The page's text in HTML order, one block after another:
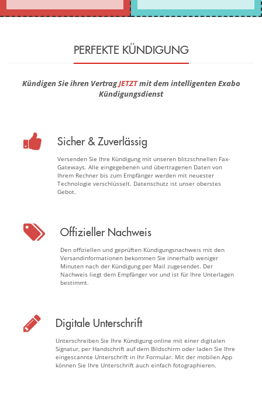
PERFEKTE KÜNDIGUNG
Kündigen Sie ihren VertragJETZTmit dem intelligenten Exabo
Kündigungsdienst
Sicher & Zuverlässig
Versenden Sie Ihre Kündigung mit unseren blitzschnellen Fax-
Gateways. Alle eingegebenen und übertragenen Daten von
Ihrem Rechner bis zum Empfänger werden mit neuester
Technologie verschlüsselt. Datenschutz ist unser oberstes
Gebot.
Offizieller Nachweis
Den offiziellen und geprüften Kündigungsnachweis mit den
Versandinformationen bekommen Sie innerhalb weniger
Minuten nach der Kündigung per Mail zugesendet. Der
Nachweis liegt dem Empfänger vor und ist für Ihre Unterlagen
bestimmt.
Digitale Unterschrift
Unterschreiben Sie Ihre Kündigung online mit einer digitalen
Signatur, per Handschrift auf dem Bildschirm oder laden Sie Ihre
eingescannte Unterschrift in Ihr Formular. Mit der mobilen App
können Sie Ihre Unterschrift auch einfach fotographieren.